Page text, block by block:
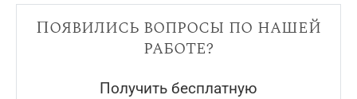
Появились вопросы по нашей
работе?
Получить бесплатную